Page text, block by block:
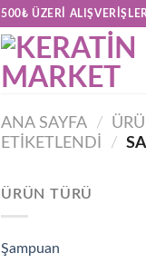
500₺ ÜZERI
ANA SAYFA /
ETIKETLENDI
/
ÜRÜN TÜRÜ
Şampuan